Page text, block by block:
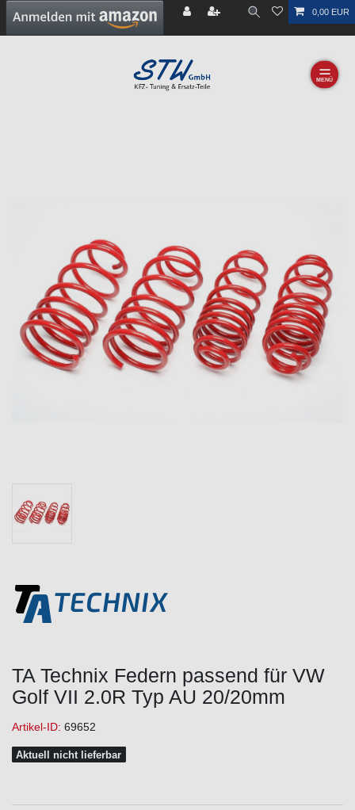
0,00 EUR
☰
TA Technix Federn passend für VW
Golf VII 2.0R Typ AU 20/20mm
Artikel-ID: 69652
Aktuell nicht lieferbar